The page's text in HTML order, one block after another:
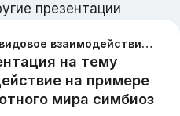
презентации
Презентация на тему межвидовое взаимодействие на примере растительного и животного мира симбиоз